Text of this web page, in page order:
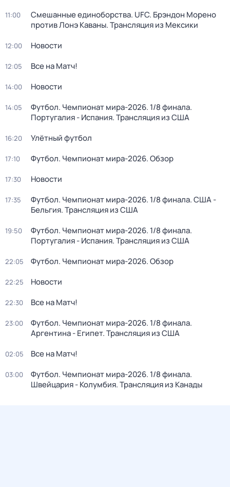
11:00
Смешанные единоборства. UFC. Брэндон Морено
против Лонэ Каваны. Трансляция из Мексики
12:00 Новости
12:05 Все на Матч!
14:00 Новости
14:05
Футбол. Чемпионат мира-2026. 1/8 финала.
Португалия - Испания. Трансляция из США
16:20 Улётный футбол
17:10 Футбол. Чемпионат мира-2026. Обзор
17:30 Новости
17:35
Футбол. Чемпионат мира-2026. 1/8 финала. США -
Бельгия. Трансляция из США
19:50
Футбол. Чемпионат мира-2026. 1/8 финала.
Португалия - Испания. Трансляция из США
22:05 Футбол. Чемпионат мира-2026. Обзор
22:25 Новости
22:30 Все на Матч!
23:00
Футбол. Чемпионат мира-2026. 1/8 финала.
Аргентина - Египет. Трансляция из США
02:05 Все на Матч!
03:00
Футбол. Чемпионат мира-2026. 1/8 финала.
Швейцария - Колумбия. Трансляция из Канады